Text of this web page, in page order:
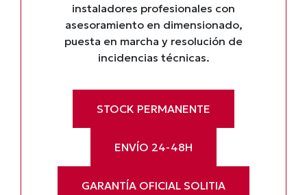
instaladores profesionales con
asesoramiento en dimensionado,
puesta en marcha y resolución de
incidencias técnicas.
STOCK PERMANENTE
ENVÍO 24-48H
GARANTÍA OFICIAL SOLITIA